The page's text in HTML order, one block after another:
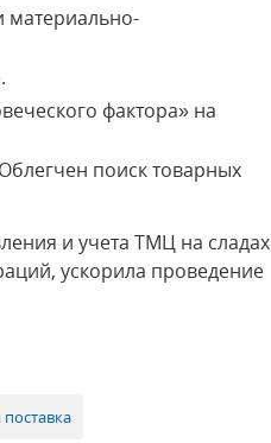
материально-
фактора» на
поиск товарных
и учета ТМЦ на сладах
ускорила проведение